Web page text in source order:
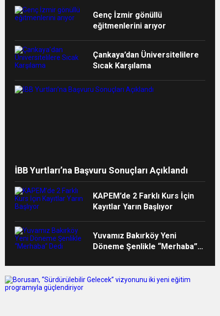
Genç İzmir gönüllü
eğitmenlerini arıyor
Çankaya’dan Üniversitelilere
Sıcak Karşılama
İBB Yurtları’na Başvuru Sonuçları Açıklandı
KAPEM’de 2 Farklı Kurs İçin
Kayıtlar Yarın Başlıyor
Yuvamız Bakırköy Yeni
Döneme Şenlikle “Merhaba”